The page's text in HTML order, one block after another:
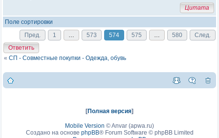
Цитата
Поле сортировки
Пред.
1 573 574 575 580
След.
Ответить
« СП - Совместные покупки - Одежда, обувь
[Полная версия]
Mobile Version ©Anvar (apwa.ru)
Создано на основе phpBB® Forum Software © phpBB Limited